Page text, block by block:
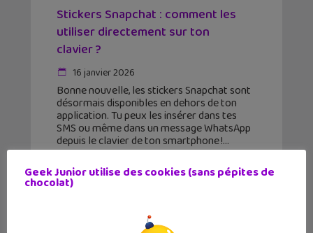
Stickers Snapchat : comment les
utiliser directement sur ton
clavier ?
16 janvier 2026
Bonne nouvelle, les stickers Snapchat sont
désormais disponibles en dehors de ton
application. Tu peux les insérer dans tes
SMS ou même dans un message WhatsApp
depuis le clavier de ton smartphone !
Geek Junior utilise des cookies (sans pépites de
chocolat)